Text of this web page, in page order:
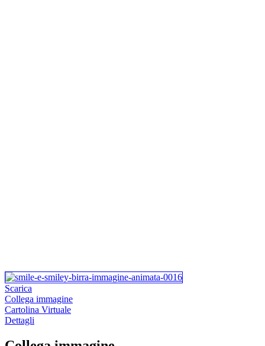
Scarica
Collega immagine
Cartolina Virtuale
Dettagli